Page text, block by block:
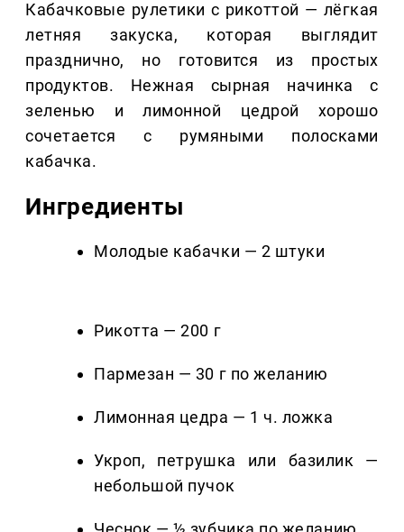
Кабачковые рулетики с рикоттой — лёгкая
летняя закуска, которая выглядит
празднично, но готовится из простых
продуктов. Нежная сырная начинка с
зеленью и лимонной цедрой хорошо
сочетается с румяными полосками
кабачка.
Ингредиенты
Молодые кабачки — 2 штуки
Рикотта — 200 г
Пармезан — 30 г по желанию
Лимонная цедра — 1 ч. ложка
Укроп, петрушка или базилик —
небольшой пучок